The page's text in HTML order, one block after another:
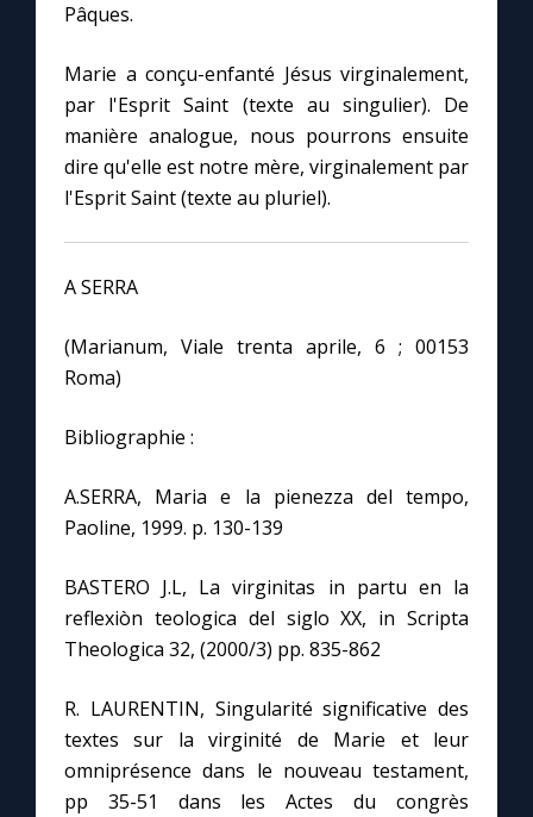
Pâques.
Marie a conçu-enfanté Jésus virginalement,
par l'Esprit Saint (texte au singulier). De
manière analogue, nous pourrons ensuite
dire qu'elle est notre mère, virginalement par
l'Esprit Saint (texte au pluriel).
A SERRA
(Marianum, Viale trenta aprile, 6 ; 00153
Roma)
Bibliographie :
A.SERRA, Maria e la pienezza del tempo,
Paoline, 1999. p. 130-139
BASTERO J.L, La virginitas in partu en la
reflexiòn teologica del siglo XX, in Scripta
Theologica 32, (2000/3) pp. 835-862
R. LAURENTIN, Singularité significative des
textes sur la virginité de Marie et leur
omniprésence dans le nouveau testament,
pp 35-51 dans les Actes du congrès